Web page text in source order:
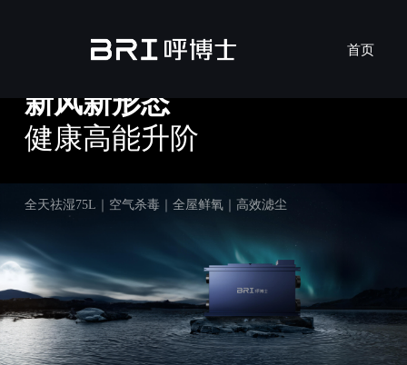
首页
吊顶式新风机
壁挂式新风机
XC-D60B·XC-D75B·新风净化除湿一体机
新风新形态
健康高能升阶
全天祛湿75L｜空气杀毒｜全屋鲜氧｜高效滤尘